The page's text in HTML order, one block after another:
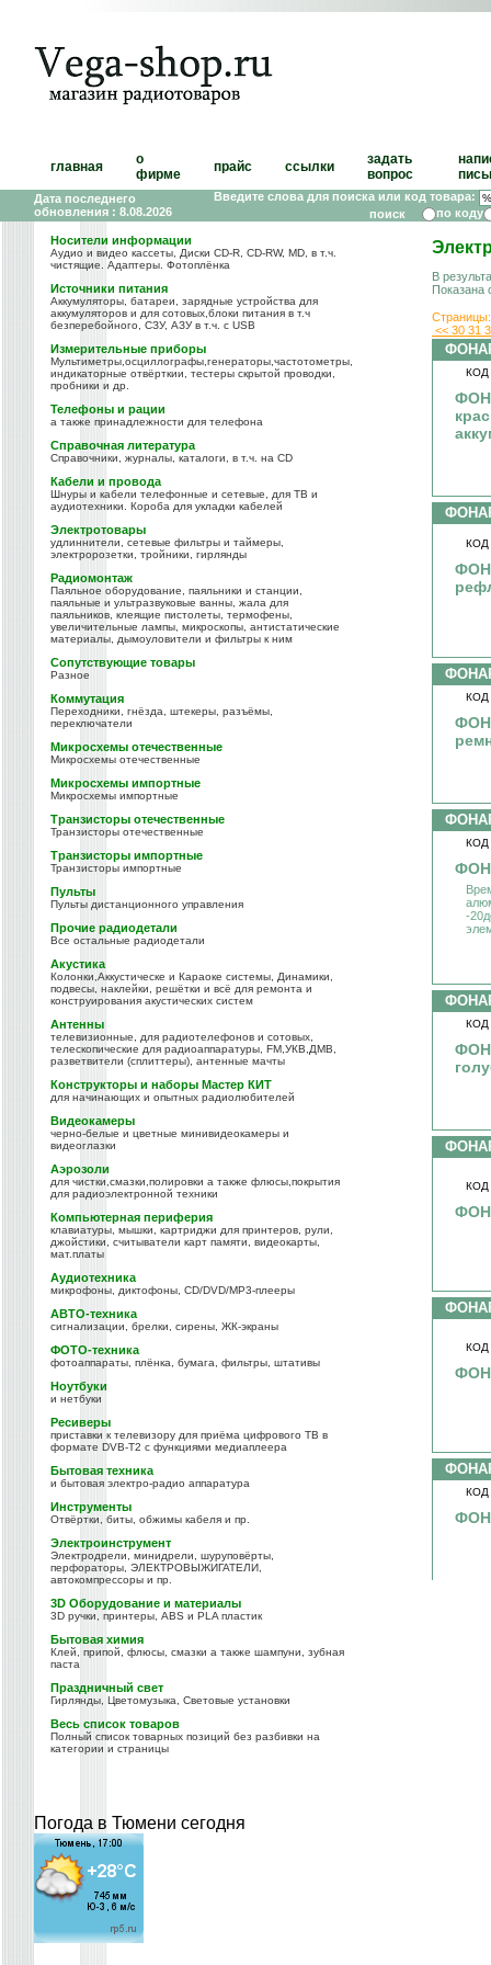
главная
о
фирме
прайс ссылки
задать
вопрос
Дата последнего
обновления : 8.08.2026
Введите слова для поиска или код товара:
по коду
Носители информации
Аудио и видео кассеты, Диски CD-R, CD-RW, MD, в т.ч.
чистящие. Адаптеры. Фотоплёнка
Источники питания
Аккумуляторы, батареи, зарядные устройства для
аккумуляторов и для сотовых,блоки питания в т.ч
безперебойного, СЗУ, АЗУ в т.ч. с USB
Измерительные приборы
Мультиметры,осциллографы,генераторы,частотометры,
индикаторные отвёрткии, тестеры скрытой проводки,
пробники и др.
Телефоны и рации
а также принадлежности для телефона
Справочная литература
Справочники, журналы, каталоги, в т.ч. на CD
Кабели и провода
Шнуры и кабели телефонные и сетевые, для ТВ и
аудиотехники. Короба для укладки кабелей
Электротовары
удлиннители, сетевые фильтры и таймеры,
электророзетки, тройники, гирлянды
Радиомонтаж
Паяльное оборудование, паяльники и станции,
паяльные и ультразвуковые ванны, жала для
паяльников, клеящие пистолеты, термофены,
увеличительные лампы, микроскопы, антистатические
материалы, дымоуловители и фильтры к ним
Сопутствующие товары
Разное
Коммутация
Переходники, гнёзда, штекеры, разъёмы,
переключатели
Микросхемы отечественные
Микросхемы отечественные
Микросхемы импортные
Микросхемы импортные
Транзисторы отечественные
Транзисторы отечественные
Транзисторы импортные
Транзисторы импортные
Пульты
Пульты дистанционного управления
Прочие радиодетали
Все остальные радиодетали
Акустика
Колонки,Аккустическе и Караоке системы, Динамики,
подвесы, наклейки, решётки и всё для ремонта и
конструирования акустических систем
Антенны
телевизионные, для радиотелефонов и сотовых,
телескопические для радиоаппаратуры, FM,УКВ,ДМВ,
разветвители (сплиттеры), антенные мачты
Конструкторы и наборы Мастер КИТ
для начинающих и опытных радиолюбителей
Видеокамеры
черно-белые и цветные минивидеокамеры и
видеоглазки
Аэрозоли
для чистки,смазки,полировки а также флюсы,покрытия
для радиоэлектронной техники
Компьютерная периферия
клавиатуры, мышки, картриджи для принтеров, рули,
джойстики, считыватели карт памяти, видеокарты,
мат.платы
Аудиотехника
микрофоны, диктофоны, CD/DVD/MP3-плееры
АВТО-техника
сигнализации, брелки, сирены, ЖК-экраны
ФОТО-техника
фотоаппараты, плёнка, бумага, фильтры, штативы
Ноутбуки
и нетбуки
Ресиверы
приставки к телевизору для приёма цифрового ТВ в
формате DVB-T2 с функциями медиаплеера
Бытовая техника
и бытовая электро-радио аппаратура
Инструменты
Отвёртки, биты, обжимы кабеля и пр.
Электроинструмент
Электродрели, минидрели, шуруповёрты,
перфораторы, ЭЛЕКТРОВЫЖИГАТЕЛИ,
автокомпрессоры и пр.
3D Оборудование и материалы
3D ручки, принтеры, ABS и PLA пластик
Бытовая химия
Клей, припой, флюсы, смазки а также шампуни, зубная
паста
Праздничный свет
Гирлянды, Цветомузыка, Световые установки
Весь список товаров
Полный список товарных позиций без разбивки на
категории и страницы
Погода в Тюмени сегодня
В
Показана
Страницы:
<< 30 31
КОД
КОД
КОД
КОД
-
КОД
КОД
КОД
КОД